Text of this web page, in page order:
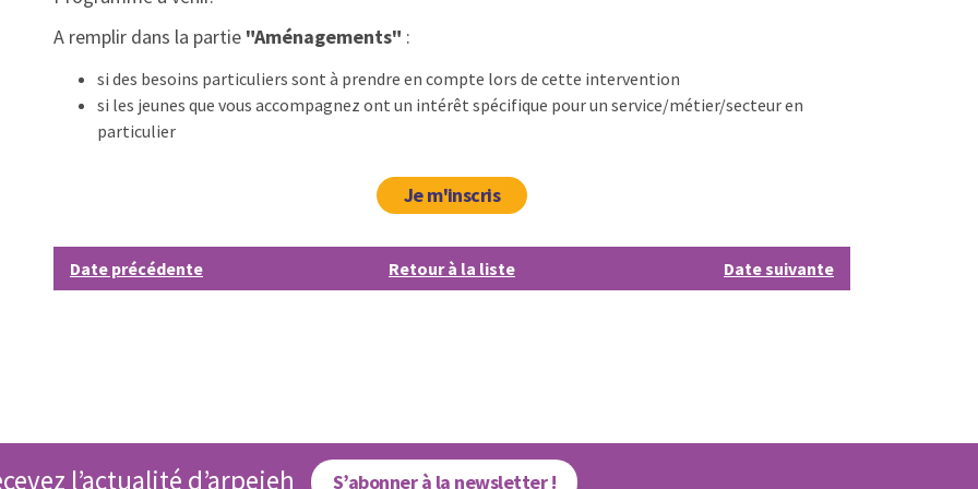
A remplir dans la partie "Aménagements" :
si des besoins particuliers sont à prendre en compte lors de cette intervention
si les jeunes que vous accompagnez ont un intérêt spécifique pour un service/métier/secteur en
particulier
Je m'inscris
Date précédente Retour à la liste Date suivante
l’actualité d’arpejeh S’abonner à la newsletter !